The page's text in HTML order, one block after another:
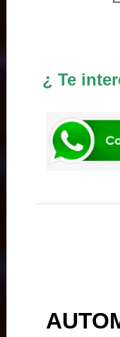
¿ Te